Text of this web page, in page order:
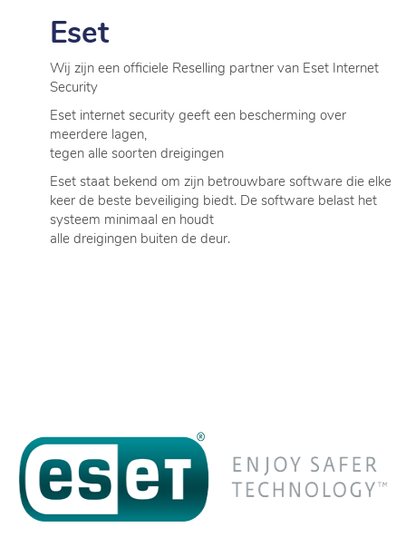
Eset
Wij zijn een officiele Reselling partner van Eset Internet
Security
Eset internet security geeft een bescherming over
meerdere lagen,
tegen alle soorten dreigingen
Eset staat bekend om zijn betrouwbare software die elke
keer de beste beveiliging biedt. De software belast het
systeem minimaal en houdt
alle dreigingen buiten de deur.